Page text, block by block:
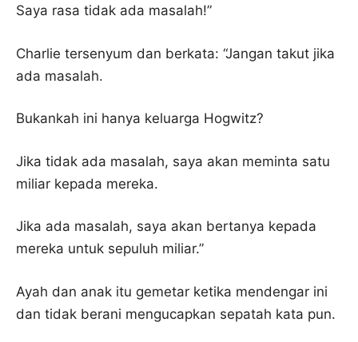
Saya rasa tidak ada masalah!”
Charlie tersenyum dan berkata: “Jangan takut jika
ada masalah.
Bukankah ini hanya keluarga Hogwitz?
Jika tidak ada masalah, saya akan meminta satu
miliar kepada mereka.
Jika ada masalah, saya akan bertanya kepada
mereka untuk sepuluh miliar.”
Ayah dan anak itu gemetar ketika mendengar ini
dan tidak berani mengucapkan sepatah kata pun.